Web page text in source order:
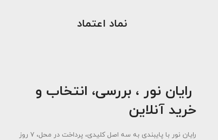
نماد اعتماد
رایان نور ، بررسی، انتخاب و
خرید آنلاین
رایان نور با پایبندی به سه اصل کلیدی، پرداخت در محل، ۷ روز